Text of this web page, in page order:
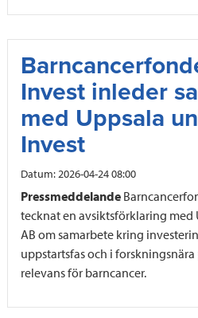
Invest inleder
med Uppsala
Invest
Datum:2026-04-24 08:00
Pressmeddelande
tecknat en avsiktsförklaring med
AB om samarbete kring
uppstartsfas och i
relevans för barncancer.